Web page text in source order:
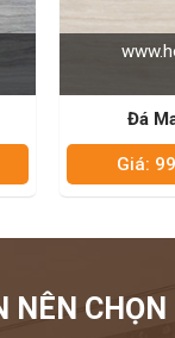
999đ
CHỌN